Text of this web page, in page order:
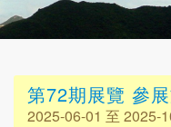
第72期展覽 參
2025-06-01 至 2025-